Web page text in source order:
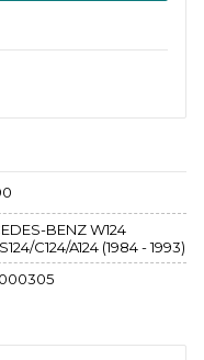
BENZ W124
C124/A124 (1984 - 1993)